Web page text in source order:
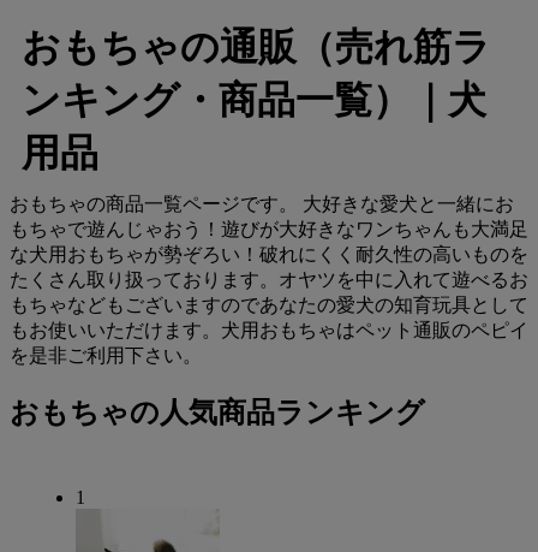
おもちゃの通販（売れ筋ラ
ンキング・商品一覧）｜犬
用品
おもちゃの商品一覧ページです。 大好きな愛犬と一緒にお
もちゃで遊んじゃおう！遊びが大好きなワンちゃんも大満足
な犬用おもちゃが勢ぞろい！破れにくく耐久性の高いものを
たくさん取り扱っております。オヤツを中に入れて遊べるお
もちゃなどもございますのであなたの愛犬の知育玩具として
もお使いいただけます。犬用おもちゃはペット通販のペピイ
を是非ご利用下さい。
おもちゃの人気商品ランキング
1